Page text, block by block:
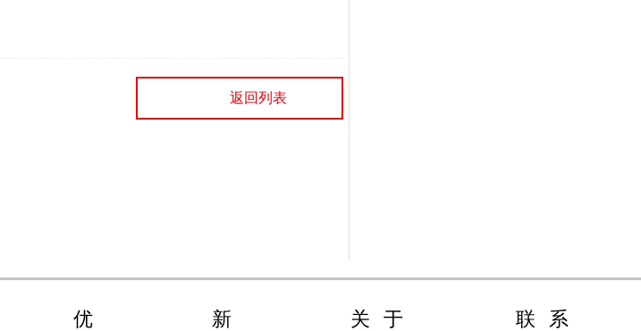
返回列表
优
新
关于 联系